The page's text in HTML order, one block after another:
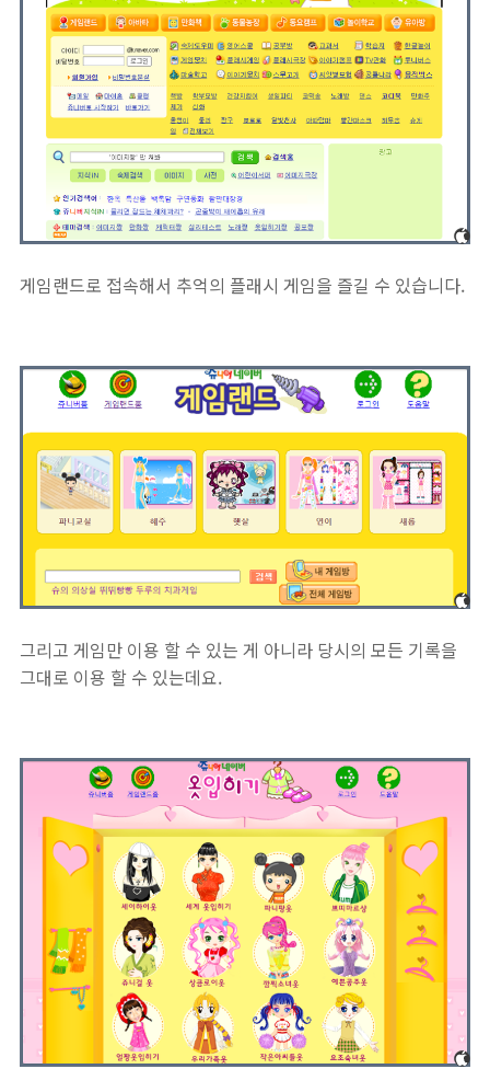
게임랜드로 접속해서 추억의 플래시 게임을 즐길 수 있습니다.
그리고 게임만 이용 할 수 있는 게 아니라 당시의 모든 기록을
그대로 이용 할 수 있는데요.